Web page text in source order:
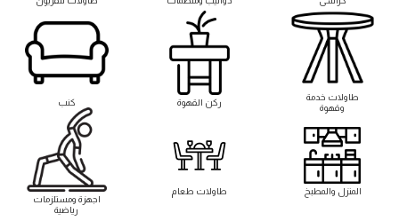
طاوﻻت خدمة
وقهوة
ركن القهوة كنب
المنزل والمطبخ
طاوﻻت طعام
اجهزة ومستلزمات
رياضية